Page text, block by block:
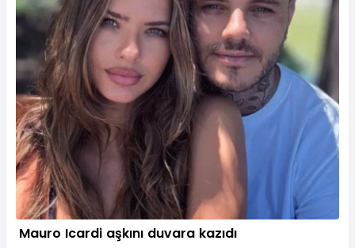
Mauro Icardi aşkını duvara kazıdı